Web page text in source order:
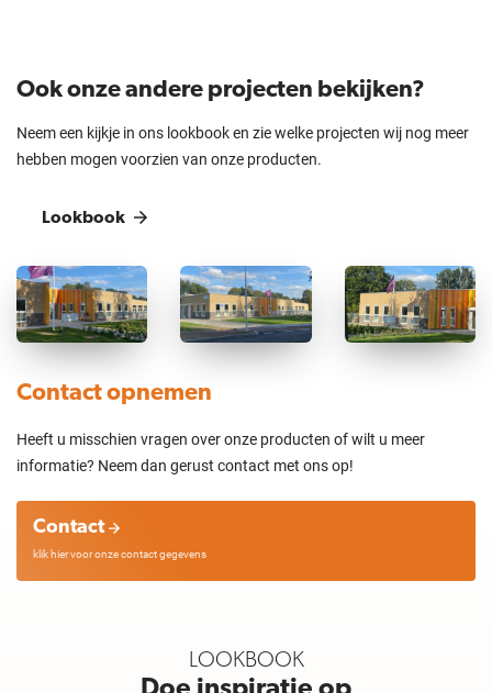
Ook onze andere projecten bekijken?
Neem een kijkje in ons lookbook en zie welke projecten wij nog meer
hebben mogen voorzien van onze producten.
Lookbook
Contact opnemen
Heeft u misschien vragen over onze producten of wilt u meer
informatie? Neem dan gerust contact met ons op!
Contact
klik hier voor onze contact gegevens
LOOKBOOK